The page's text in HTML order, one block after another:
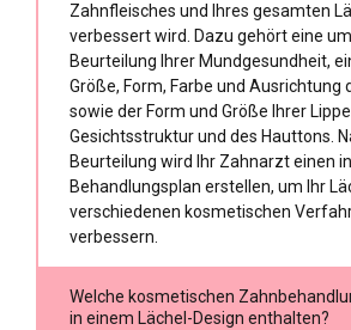
Zahnfleisches und Ihres gesamten
verbessert wird. Dazu gehört eine
Beurteilung Ihrer Mundgesundheit,
Größe, Form, Farbe und Ausrichtung
sowie der Form und Größe Ihrer
Gesichtsstruktur und des Hauttons.
Beurteilung wird Ihr Zahnarzt einen
Behandlungsplan erstellen, um Ihr
verschiedenen kosmetischen
verbessern.
Welche kosmetischen
in einem Lächel-Design enthalten?